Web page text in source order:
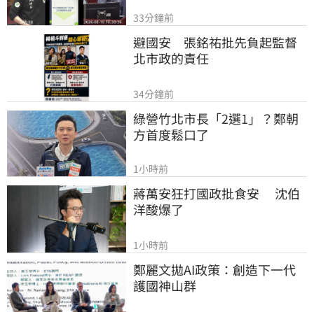
33分鐘前
避國安　張銘祐批先負起監督
北市政的責任
34分鐘前
綠營竹北市長「2選1」？鄭朝
方首度鬆口了
1小時前
蔣萬安狂打國政批食安　 沈伯
洋酸爆了
1小時前
鄭麗文拋AI政策：創造下一代
護國神山群